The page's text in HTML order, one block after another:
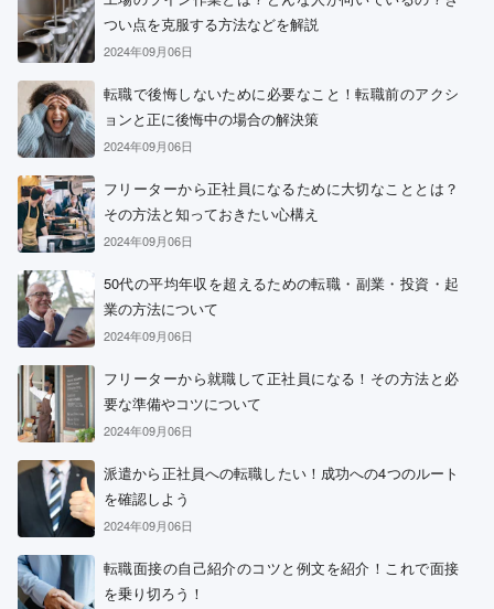
つい点を克服する方法などを解説
2024年09月06日
転職で後悔しないために必要なこと！転職前のアクシ
ョンと正に後悔中の場合の解決策
2024年09月06日
フリーターから正社員になるために大切なこととは？
その方法と知っておきたい心構え
2024年09月06日
50代の平均年収を超えるための転職・副業・投資・起
業の方法について
2024年09月06日
フリーターから就職して正社員になる！その方法と必
要な準備やコツについて
2024年09月06日
派遣から正社員への転職したい！成功への4つのルート
を確認しよう
2024年09月06日
転職面接の自己紹介のコツと例文を紹介！これで面接
を乗り切ろう！